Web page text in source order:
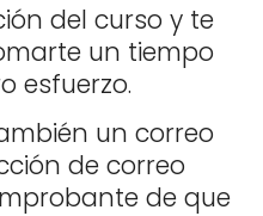
del curso y te
un tiempo
esfuerzo.
un correo
de correo
de que